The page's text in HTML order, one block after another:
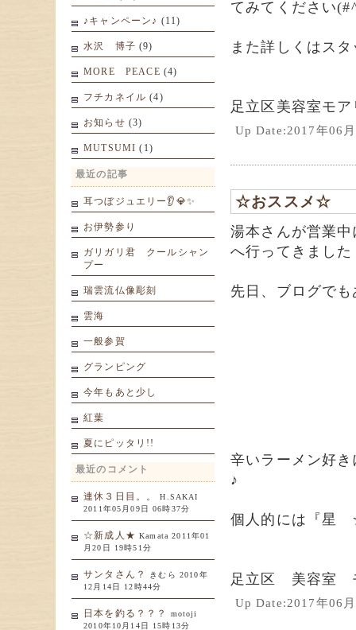
♪キャンペーン♪ (11)
水沢 博子 (9)
MORE PEACE (4)
フチカネイル (4)
お知らせ (3)
MUTSUMI (1)
最近の記事
耳つぼジュエリー👂💎✨
お伊勢参り
ガリガリ君 クールシャン
プー
瑞雲流仏像彫刻
雲海
一般参賀
グランピング
今年もあと少し
紅葉
夏にピッタリ!!
最近のコメント
連休３日目。。 H.SAKAI
2011年05月09日 06時37分
☆新成人★ Kamata 2011年01
月20日 19時51分
サンタさん？ きむら 2010年
12月14日 12時44分
日本を釣る？？？ motoji
2010年10月14日 15時13分
てみてください
また詳しくはス
足立区美容室モ
Up Date:2017年06
☆おススメ☆
湯本さんが営業
へ行ってきました
先日、ブログで
辛いラーメン好
♪
個人的には『
足立区 美容室
Up Date:2017年06